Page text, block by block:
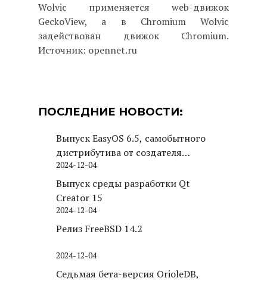
Wolvic применяется web-движок
GeckoView, а в Chromium Wolvic
задействован движок Chromium.
Источник: opennet.ru
ПОСЛЕДНИЕ НОВОСТИ:
Выпуск EasyOS 6.5, самобытного
дистрибутива от создателя
Puppy Linux
2024-12-04
Выпуск среды разработки Qt
Creator 15
2024-12-04
Релиз FreeBSD 14.2
2024-12-04
Седьмая бета-версия OrioleDB,